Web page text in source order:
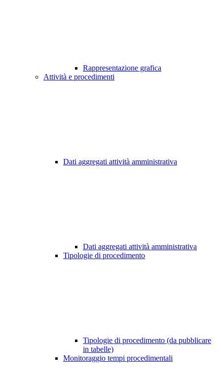
Rappresentazione grafica
Attività e procedimenti
Dati aggregati attività amministrativa
Dati aggregati attività amministrativa
Tipologie di procedimento
Tipologie di procedimento (da pubblicare
in tabelle)
Monitoraggio tempi procedimentali